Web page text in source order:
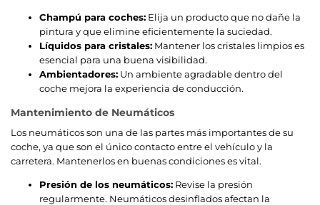
Champú para coches: Elija un producto que no dañe la
pintura y que elimine eficientemente la suciedad.
Líquidos para cristales: Mantener los cristales limpios es
esencial para una buena visibilidad.
Ambientadores: Un ambiente agradable dentro del
coche mejora la experiencia de conducción.
Mantenimiento de Neumáticos
Los neumáticos son una de las partes más importantes de su
coche, ya que son el único contacto entre el vehículo y la
carretera. Mantenerlos en buenas condiciones es vital.
Presión de los neumáticos: Revise la presión
regularmente. Neumáticos desinflados afectan la